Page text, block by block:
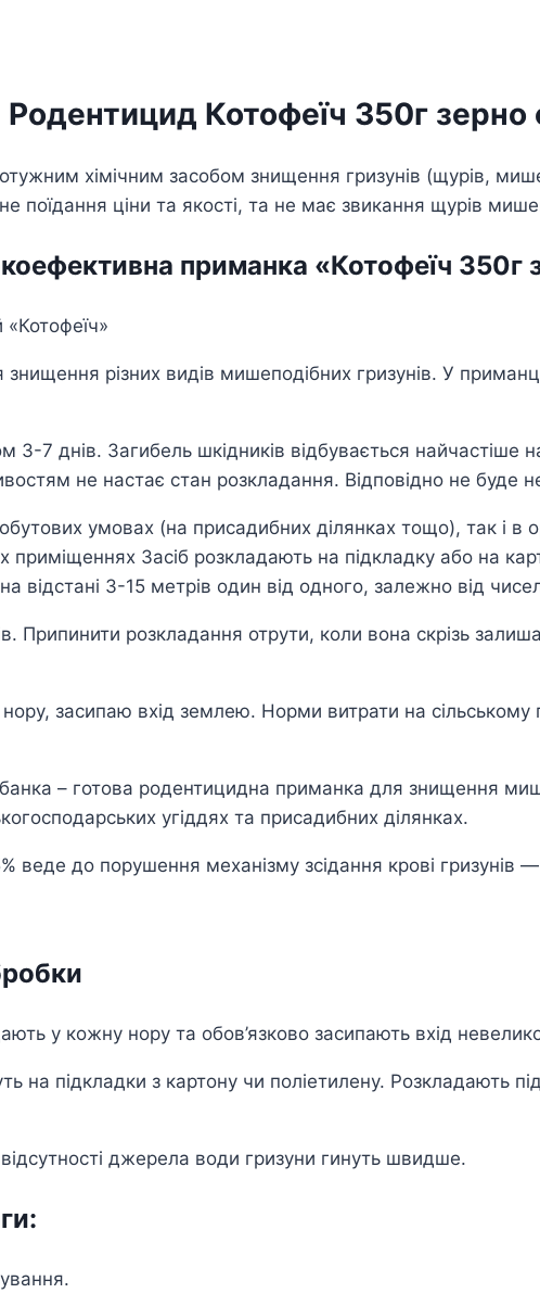
Родентицид Котофеїч 350г зерно
хімічним засобом знищення гризунів (щурів,
поїдання ціни та якості, та не має звикання щурів
приманка «Котофеїч 350г
різних видів мишеподібних гризунів. У
3-7 днів. Загибель шкідників відбувається найчастіше
не настає стан розкладання. Відповідно не буде
умовах (на присадибних ділянках тощо), так і в
приміщеннях Засіб розкладають на підкладку або на
відстані 3-15 метрів один від одного, залежно від
Припинити розкладання отрути, коли вона скрізь
засипаю вхід землею. Норми витрати на сільському
– готова родентицидна приманка для знищення
угіддях та присадибних ділянках.
веде до порушення механізму зсідання крові гризунів ―
у кожну нору та обов’язково засипають вхід
на підкладки з картону чи поліетилену. Розкладають
джерела води гризуни гинуть швидше.